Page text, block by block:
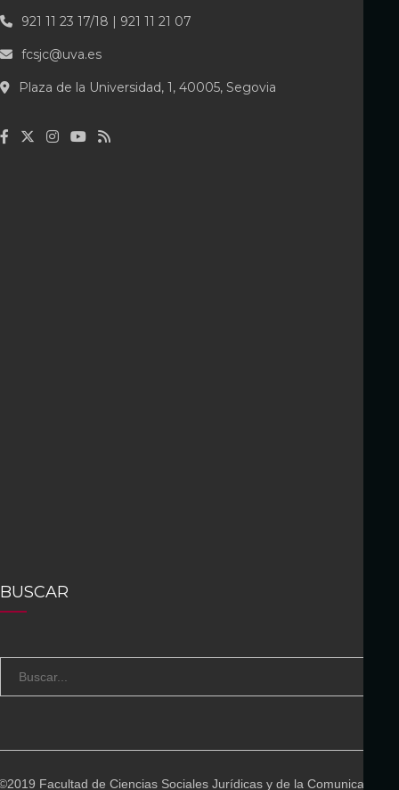
921 11 23 17/18 | 921 11 21 07
fcsjc@uva.es
Plaza de la Universidad, 1, 40005, Segovia
BUSCAR
e
h
Facultad de Ciencias Sociales Jurídicas y de la Comunicación